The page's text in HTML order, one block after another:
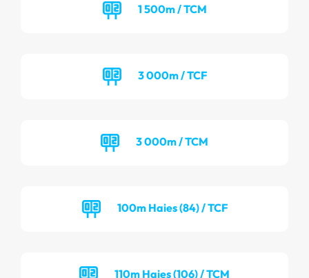
1 500m / TCM
3 000m / TCF
3 000m / TCM
100m Haies (84) / TCF
110m Haies (106) / TCM